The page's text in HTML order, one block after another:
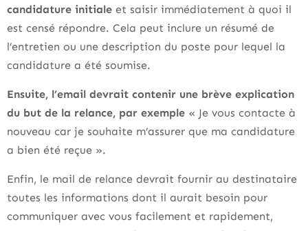
candidature initiale et saisir immédiatement à quoi il
est censé répondre. Cela peut inclure un résumé de
l’entretien ou une description du poste pour lequel la
candidature a été soumise.
Ensuite, l’email devrait contenir une brève explication
du but de la relance, par exemple « Je vous contacte à
nouveau car je souhaite m’assurer que ma candidature
a bien été reçue ».
Enfin, le mail de relance devrait fournir au destinataire
toutes les informations dont il aurait besoin pour
communiquer avec vous facilement et rapidement,